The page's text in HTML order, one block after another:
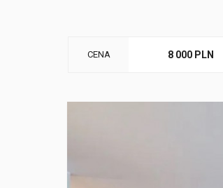
CENA 8 000 PLN